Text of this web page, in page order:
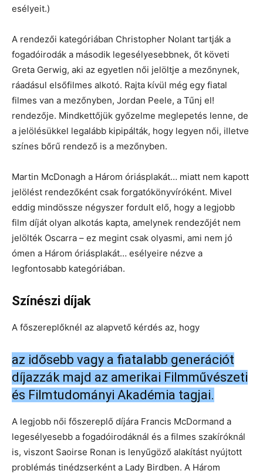
esélyeit.)
A rendezői kategóriában Christopher Nolant tartják a
fogadóirodák a második legesélyesebbnek, őt követi
Greta Gerwig, aki az egyetlen női jelöltje a mezőnynek,
ráadásul elsőfilmes alkotó. Rajta kívül még egy fiatal
filmes van a mezőnyben, Jordan Peele, a Tűnj el!
rendezője. Mindkettőjük győzelme meglepetés lenne, de
a jelölésükkel legalább kipipálták, hogy legyen női, illetve
színes bőrű rendező is a mezőnyben.
Martin McDonagh a Három óriásplakát… miatt nem kapott
jelölést rendezőként csak forgatókönyvíróként. Mivel
eddig mindössze négyszer fordult elő, hogy a legjobb
film díját olyan alkotás kapta, amelynek rendezőjét nem
jelölték Oscarra – ez megint csak olyasmi, ami nem jó
ómen a Három óriásplakát… esélyeire nézve a
legfontosabb kategóriában.
Színészi díjak
A főszereplőknél az alapvető kérdés az, hogy
az idősebb vagy a fiatalabb generációt
díjazzák majd az amerikai Filmművészeti
és Filmtudományi Akadémia tagjai.
A legjobb női főszereplő díjára Francis McDormand a
legesélyesebb a fogadóirodáknál és a filmes szakíróknál
is, viszont Saoirse Ronan is lenyűgöző alakítást nyújtott
problémás tinédzserként a Lady Birdben. A Három